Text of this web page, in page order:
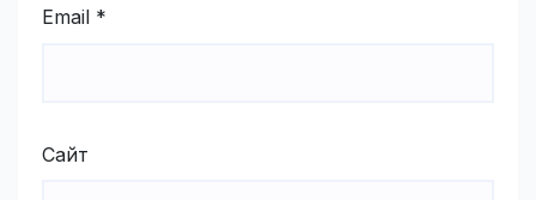
Email *
Сайт